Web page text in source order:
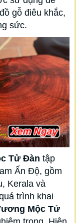
gỗ điêu khắc,
sức.
Tử Đàn tập
Ấn Độ, gồm
Kerala và
trình khai
Mộc Tử